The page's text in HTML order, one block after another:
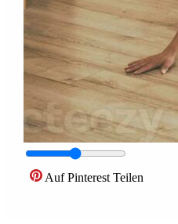
Auf Pinterest Teilen